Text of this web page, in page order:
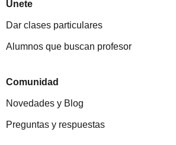
Únete
Dar clases particulares
Alumnos que buscan profesor
Comunidad
Novedades y Blog
Preguntas y respuestas